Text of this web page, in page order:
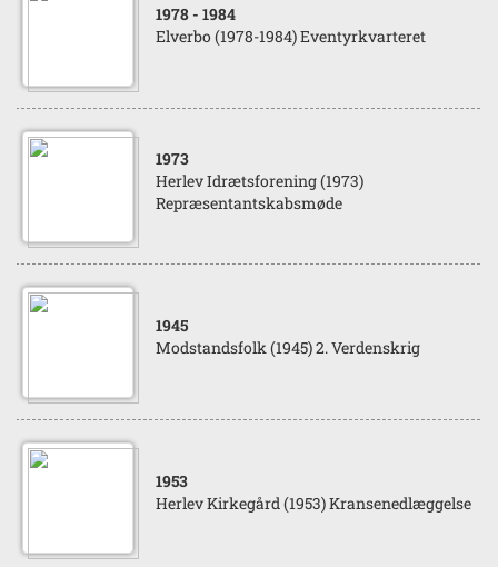
1978 - 1984
Elverbo (1978-1984) Eventyrkvarteret
1973
Herlev Idrætsforening (1973)
Repræsentantskabsmøde
1945
Modstandsfolk (1945) 2. Verdenskrig
1953
Herlev Kirkegård (1953) Kransenedlæggelse